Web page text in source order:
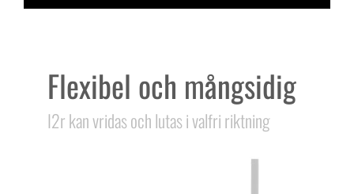
Flexibel och mångsidig
I2r kan vridas och lutas i valfri riktning